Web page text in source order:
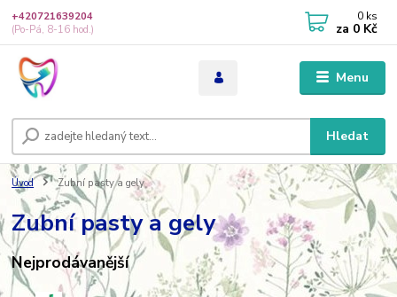
Menu
Hledat
+420721639204
(Po-Pá, 8-16 hod.)
0 ks
za 0 Kč
Úvod Zubní pasty a gely
Zubní pasty a gely
Nejprodávanější